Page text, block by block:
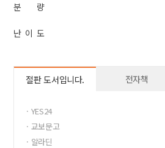
분 량
난 이 도
절판 도서입니다. 전자책
· YES24
· 교보문고
· 알라딘